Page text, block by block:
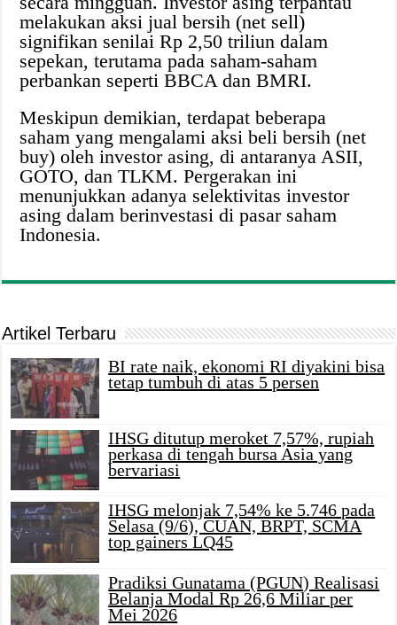
melakukan aksi jual bersih (net sell)
signifikan senilai Rp 2,50 triliun dalam
sepekan, terutama pada saham-saham
perbankan seperti BBCA dan BMRI.
Meskipun demikian, terdapat beberapa
saham yang mengalami aksi beli bersih (net
buy) oleh investor asing, di antaranya ASII,
GOTO, dan TLKM. Pergerakan ini
menunjukkan adanya selektivitas investor
asing dalam berinvestasi di pasar saham
Indonesia.
Artikel Terbaru
BI rate naik, ekonomi RI diyakini bisa
tetap tumbuh di atas 5 persen
IHSG ditutup meroket 7,57%, rupiah
perkasa di tengah bursa Asia yang
bervariasi
IHSG melonjak 7,54% ke 5.746 pada
Selasa (9/6), CUAN, BRPT, SCMA
top gainers LQ45
Pradiksi Gunatama (PGUN) Realisasi
Belanja Modal Rp 26,6 Miliar per
Mei 2026